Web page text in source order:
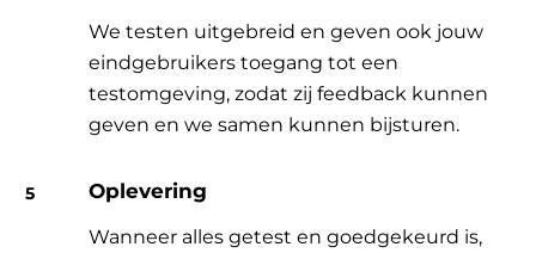
We testen uitgebreid en geven ook jouw
eindgebruikers toegang tot een
testomgeving, zodat zij feedback kunnen
geven en we samen kunnen bijsturen.
Oplevering
Wanneer alles getest en goedgekeurd is,